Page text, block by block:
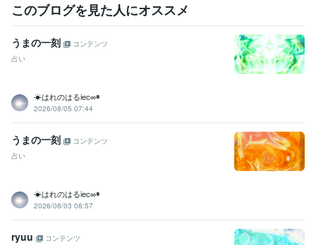
このブログを見た人にオススメ
うまの一刻
コンテンツ
占い
☀はれのはるiec∞◉
2026/08/05 07:44
うまの一刻
コンテンツ
占い
☀はれのはるiec∞◉
2026/08/03 08:57
ryuu
コンテンツ